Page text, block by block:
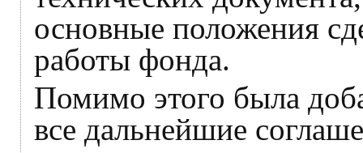
основные положения
работы фонда.
Помимо этого была
все дальнейшие